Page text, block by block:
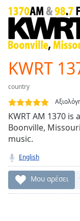
Skip
Forward
Mute
Current
Loaded:
0.00%
Stream
TypeLIVE
Seek to
currently
behind
liveLIVE
Remaining
Time-
KWRT
country
KWRT AM 1370
Boonville,
music.
English
Μου αρέσει